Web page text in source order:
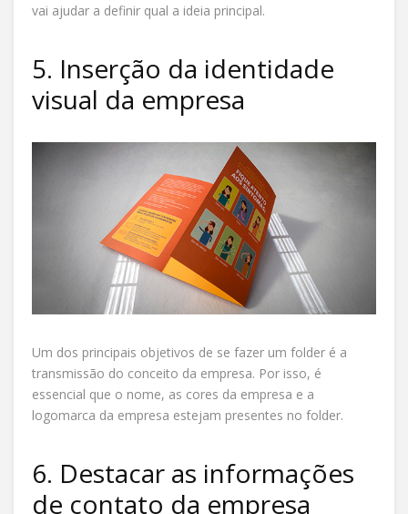
vai ajudar a definir qual a ideia principal.
5. Inserção da identidade
visual da empresa
Um dos principais objetivos de se fazer um folder é a
transmissão do conceito da empresa. Por isso, é
essencial que o nome, as cores da empresa e a
logomarca da empresa estejam presentes no folder.
6. Destacar as informações
de contato da empresa